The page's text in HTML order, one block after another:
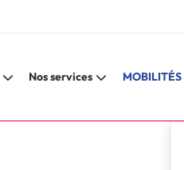
Nos services MOBILITÉS